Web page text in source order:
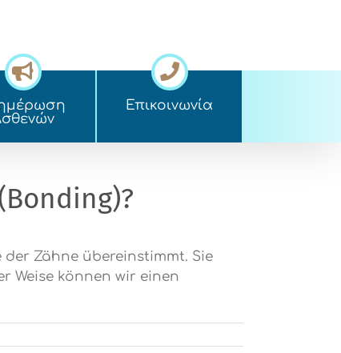
Επικοινωνία
Zähne übereinstimmt. Sie
Weise können wir einen